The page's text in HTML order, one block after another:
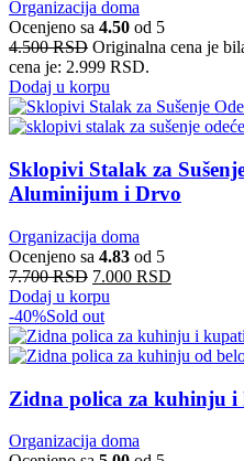
Organizacija doma
Ocenjeno sa 4.50 od 5
4.500RSD Originalna cena je
cena je: 2.999 RSD.
Dodaj u korpu
Sklopivi Stalak za
Aluminijum i Drvo
Organizacija doma
Ocenjeno sa 4.83 od 5
7.700RSD 7.000 RSD
Dodaj u korpu
-40%Sold out
Zidna polica za kuhinju i
Organizacija doma